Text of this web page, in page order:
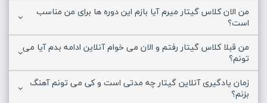
من الان کلاس گیتار میرم آیا بازم این دوره ها برای من مناسب
است؟
من قبلا کلاس گیتار رفتم و الان می خوام آنلاین ادامه بدم آیا می
تونم؟
زمان یادگیری آنلاین گیتار چه مدتی است و کی می تونم آهنگ
بزنم؟